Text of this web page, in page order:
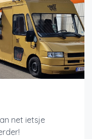
net ietsje